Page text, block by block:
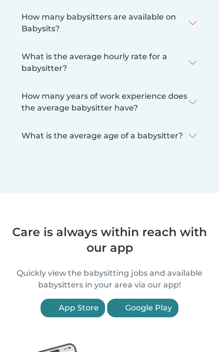
How many babysitters are available on
Babysits?
What is the average hourly rate for a
babysitter?
How many years of work experience does
the average babysitter have?
What is the average age of a babysitter?
Care is always within reach with
our app
Quickly view the babysitting jobs and available
babysitters in your area via our app!
App Store Google Play